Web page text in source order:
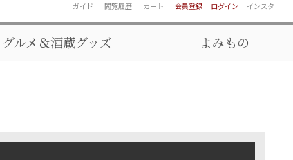
ガイド 閲覧履歴 カート 会員登録 ログイン インスタ
グルメ＆酒蔵グッズ よみもの